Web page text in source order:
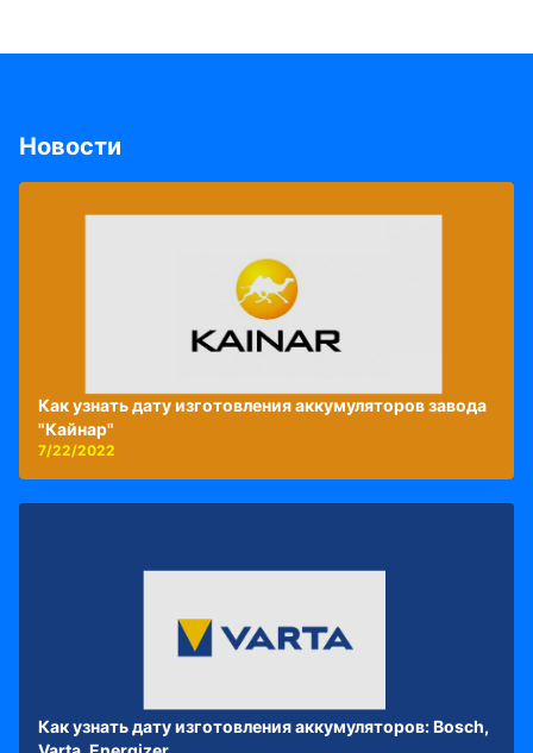
Новости
Как узнать дату изготовления аккумуляторов завода
"Кайнар"
7/22/2022
Как узнать дату изготовления аккумуляторов: Bosch,